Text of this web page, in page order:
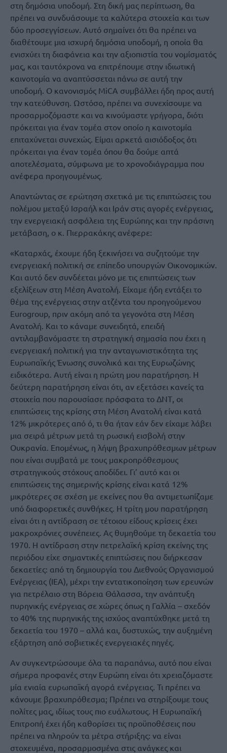
στη δημόσια υποδομή. Στη δική μας περίπτωση, θα
πρέπει να συνδυάσουμε τα καλύτερα στοιχεία και των
δύο προσεγγίσεων. Αυτό σημαίνει ότι θα πρέπει να
διαθέτουμε μια ισχυρή δημόσια υποδομή, η οποία θα
ενισχύει τη διαφάνεια και την αξιοπιστία του νομίσματός
μας, και ταυτόχρονα να επιτρέπουμε στην ιδιωτική
καινοτομία να αναπτύσσεται πάνω σε αυτή την
υποδομή. Ο κανονισμός MiCA συμβάλλει ήδη προς αυτή
την κατεύθυνση. Ωστόσο, πρέπει να συνεχίσουμε να
προσαρμοζόμαστε και να κινούμαστε γρήγορα, διότι
πρόκειται για έναν τομέα στον οποίο η καινοτομία
επιταχύνεται συνεχώς. Είμαι αρκετά αισιόδοξος ότι
πρόκειται για έναν τομέα όπου θα δούμε απτά
αποτελέσματα, σύμφωνα με το χρονοδιάγραμμα που
ανέφερα προηγουμένως.
Απαντώντας σε ερώτηση σχετικά με τις επιπτώσεις του
πολέμου μεταξύ Ισραήλ και Ιράν στις αγορές ενέργειας,
την ενεργειακή ασφάλεια της Ευρώπης και την πράσινη
μετάβαση, ο κ. Πιερρακάκης ανέφερε:
«Καταρχάς, έχουμε ήδη ξεκινήσει να συζητούμε την
ενεργειακή πολιτική σε επίπεδο υπουργών Οικονομικών.
Και αυτό δεν συνδέεται μόνο με τις επιπτώσεις των
εξελίξεων στη Μέση Ανατολή. Είχαμε ήδη εντάξει το
θέμα της ενέργειας στην ατζέντα του προηγούμενου
Eurogroup, πριν ακόμη από τα γεγονότα στη Μέση
Ανατολή. Και το κάναμε συνειδητά, επειδή
αντιλαμβανόμαστε τη στρατηγική σημασία που έχει η
ενεργειακή πολιτική για την ανταγωνιστικότητα της
Ευρωπαϊκής Ένωσης συνολικά και της Ευρωζώνης
ειδικότερα. Αυτή είναι η πρώτη μου παρατήρηση. Η
δεύτερη παρατήρηση είναι ότι, αν εξετάσει κανείς τα
στοιχεία που παρουσίασε πρόσφατα το ΔΝΤ, οι
επιπτώσεις της κρίσης στη Μέση Ανατολή είναι κατά
12% μικρότερες από ό, τι θα ήταν εάν δεν είχαμε λάβει
μια σειρά μέτρων μετά τη ρωσική εισβολή στην
Ουκρανία. Επομένως, η λήψη βραχυπρόθεσμων μέτρων
που είναι συμβατά με τους μακροπρόθεσμους
στρατηγικούς στόχους αποδίδει. Γι’ αυτό και οι
επιπτώσεις της σημερινής κρίσης είναι κατά 12%
μικρότερες σε σχέση με εκείνες που θα αντιμετωπίζαμε
υπό διαφορετικές συνθήκες. Η τρίτη μου παρατήρηση
είναι ότι η αντίδραση σε τέτοιου είδους κρίσεις έχει
μακροχρόνιες συνέπειες. Ας θυμηθούμε τη δεκαετία του
1970. Η αντίδραση στην πετρελαϊκή κρίση εκείνης της
περιόδου είχε σημαντικές επιπτώσεις που διήρκεσαν
δεκαετίες: από τη δημιουργία του Διεθνούς Οργανισμού
Ενέργειας (IEA), μέχρι την εντατικοποίηση των ερευνών
για πετρέλαιο στη Βόρεια Θάλασσα, την ανάπτυξη
πυρηνικής ενέργειας σε χώρες όπως η Γαλλία – σχεδόν
το 40% της πυρηνικής της ισχύος αναπτύχθηκε μετά τη
δεκαετία του 1970 – αλλά και, δυστυχώς, την αυξημένη
εξάρτηση από σοβιετικές ενεργειακές πηγές.
Αν συγκεντρώσουμε όλα τα παραπάνω, αυτό που είναι
σήμερα προφανές στην Ευρώπη είναι ότι χρειαζόμαστε
μία ενιαία ευρωπαϊκή αγορά ενέργειας. Τι πρέπει να
κάνουμε βραχυπρόθεσμα; Πρέπει να στηρίξουμε τους
πολίτες μας, ιδίως τους πιο ευάλωτους. Η Ευρωπαϊκή
Επιτροπή έχει ήδη καθορίσει τις προϋποθέσεις που
πρέπει να πληρούν τα μέτρα στήριξης: να είναι
στοχευμένα, προσαρμοσμένα στις ανάγκες και